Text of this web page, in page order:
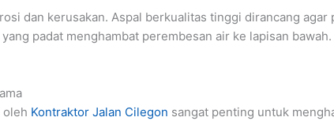
dan kerusakan. Aspal berkualitas tinggi dirancang
padat menghambat perembesan air ke lapisan
oleh Kontraktor Jalan Cilegon sangat penting untuk